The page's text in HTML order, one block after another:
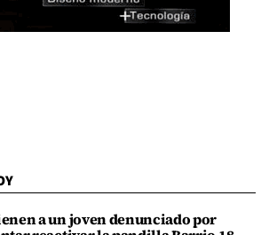
a un joven denunciado por